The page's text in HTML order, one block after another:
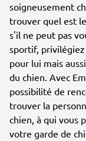
soigneusement
trouver quel est
s'il ne peut pas
sportif,
pour lui mais
du chien. Avec
possibilité de
trouver la
chien, à qui vous
votre garde de